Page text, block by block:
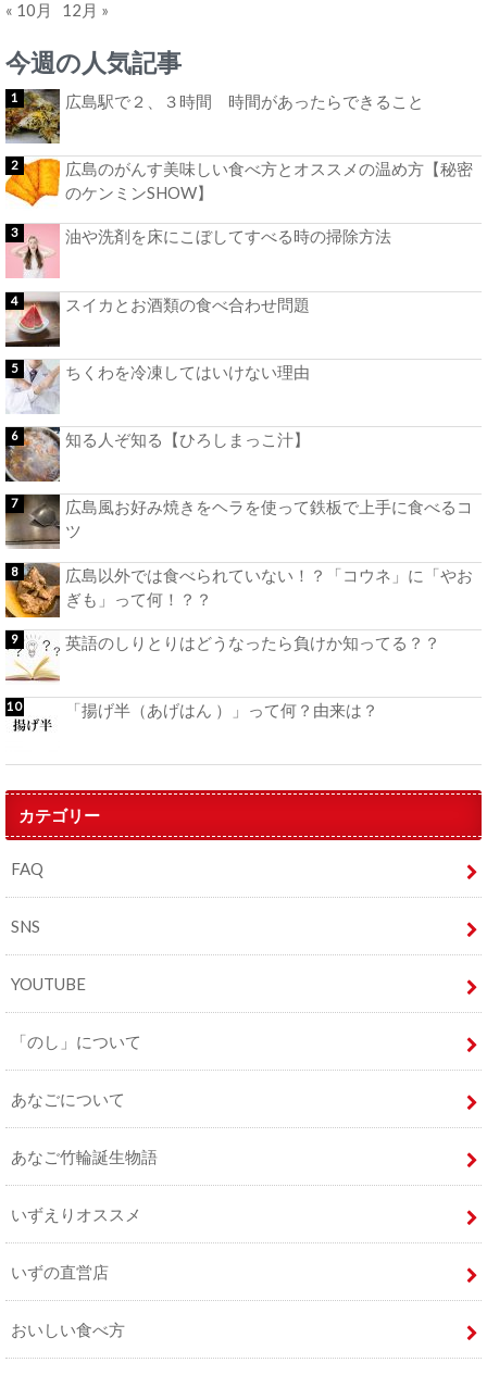
« 10月
12月 »
今週の人気記事
広島駅で２、３時間 時間があったらできること
広島のがんす美味しい食べ方とオススメの温め方【秘密
のケンミンSHOW】
油や洗剤を床にこぼしてすべる時の掃除方法
スイカとお酒類の食べ合わせ問題
ちくわを冷凍してはいけない理由
知る人ぞ知る【ひろしまっこ汁】
広島風お好み焼きをヘラを使って鉄板で上手に食べるコ
ツ
広島以外では食べられていない！？「コウネ」に「やお
ぎも」って何！？？
英語のしりとりはどうなったら負けか知ってる？？
「揚げ半（あげはん ）」って何？由来は？
カテゴリー
FAQ
SNS
YOUTUBE
「のし」について
あなごについて
あなご竹輪誕生物語
いずえりオススメ
いずの直営店
おいしい食べ方